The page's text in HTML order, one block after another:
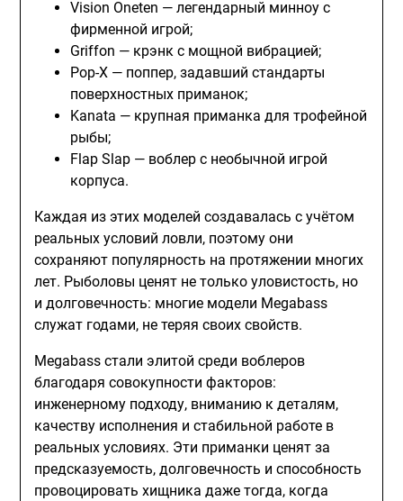
Vision Oneten — легендарный минноу с
фирменной игрой;
Griffon — крэнк с мощной вибрацией;
Pop-X — поппер, задавший стандарты
поверхностных приманок;
Kanata — крупная приманка для трофейной
рыбы;
Flap Slap — воблер с необычной игрой
корпуса.
Каждая из этих моделей создавалась с учётом
реальных условий ловли, поэтому они
сохраняют популярность на протяжении многих
лет. Рыболовы ценят не только уловистость, но
и долговечность: многие модели Megabass
служат годами, не теряя своих свойств.
Megabass стали элитой среди воблеров
благодаря совокупности факторов:
инженерному подходу, вниманию к деталям,
качеству исполнения и стабильной работе в
реальных условиях. Эти приманки ценят за
предсказуемость, долговечность и способность
провоцировать хищника даже тогда, когда